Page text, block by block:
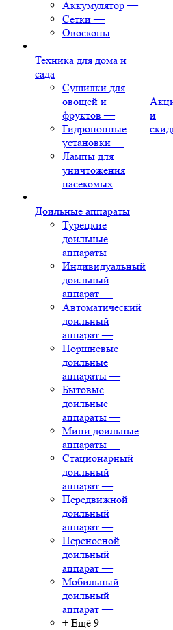
Аккумулятор —
Сетки —
Овоскопы
Техника для дома и
сада
Сушилки для
овощей и
фруктов —
Гидропонные
установки —
Лампы для
уничтожения
насекомых
Доильные аппараты
Турецкие
доильные
аппараты —
Индивидуальный
доильный
аппарат —
Автоматический
доильный
аппарат —
Поршневые
доильные
аппараты —
Бытовые
доильные
аппараты —
Мини доильные
аппараты —
Стационарный
доильный
аппарат —
Передвижной
доильный
аппарат —
Переносной
доильный
аппарат —
Мобильный
доильный
аппарат —
+ Ещё 9
и